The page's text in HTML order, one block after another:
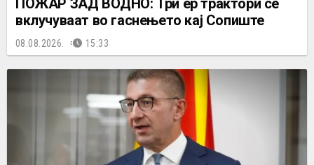
ПОЖАР ЗАД ВОДНО: Три ер трактори се
вклучуваат во гаснењето кај Сопиште
08.08.2026. 15:33